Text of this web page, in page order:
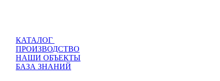
КАТАЛОГ
ПРОИЗВОДСТВО
НАШИ ОБЪЕКТЫ
БАЗА ЗНАНИЙ